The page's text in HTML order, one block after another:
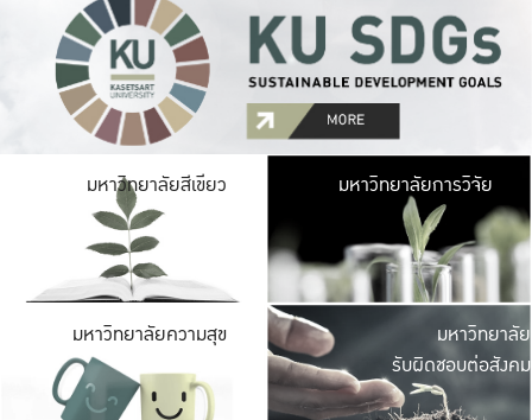
มหาวิทยาลัยสีเขียว มหาวิ
มีพื้นที่เขียวสดใส
เป็นป่าในเมือง เกษต
มหาวิทยาลัยการวิจัย
มหาวิทยาลัยความสุข มหาวิ
ค
เปิดประ
และพบเรื่องราวใ
มหาวิทยาลัย
รับผิดชอบต่อสังคม